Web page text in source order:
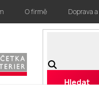
O firmě Doprava
Hledat